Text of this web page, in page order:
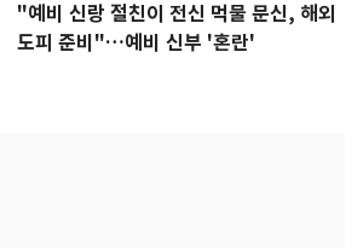
"예비 신랑 절친이 전신 먹물 문신, 해외
도피 준비"…예비 신부 '혼란'